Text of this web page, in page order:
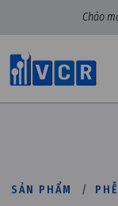
Chào
SẢN PHẨM